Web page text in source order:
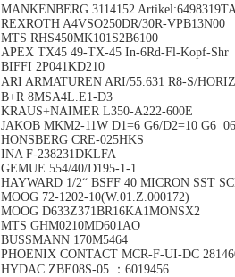
MANKENBERG 3114152
REXROTH A4VSO250DR/30R-VPB13N00
MTS RHS450MK101S2B6100
APEX TX45 49-TX-45 In-6Rd-Fl-Kopf-Shr
BIFFI 2P041KD210
ARI ARMATUREN ARI/55.631 R8-S/
B+R 8MSA4L.E1-D3
KRAUS+NAIMER L350-A222-600E
JAKOB MKM2-11W D1=6 G6/D2=10 G6
HONSBERG CRE-025HKS
INA F-238231DKLFA
GEMUE 554/40/D195-1-1
HAYWARD 1/2“ BSFF 40 MICRON SST
MOOG 72-1202-10(W.01.Z.000172)
MOOG D633Z371BR16KA1MONSX2
MTS GHM0210MD601AO
BUSSMANN 170M5464
PHOENIX CONTACT MCR-F-UI-DC
HYDAC ZBE08S-05 ：6019456